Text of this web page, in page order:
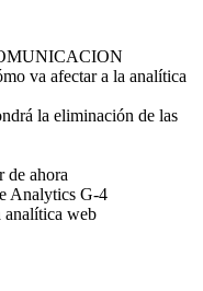
va afectar a la analítica
la eliminación de las
de ahora
Analytics G-4
analítica web